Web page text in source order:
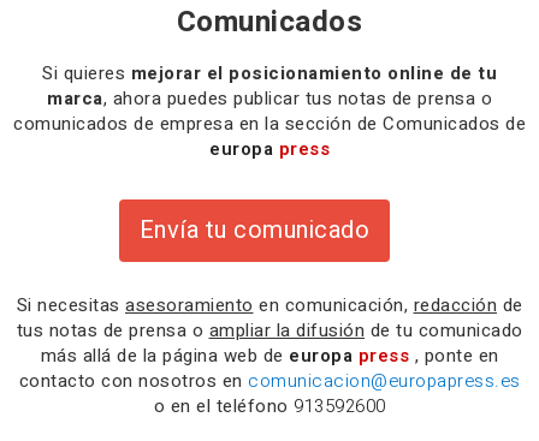
Comunicados
Si quieres mejorar el posicionamiento online de tu
marca, ahora puedes publicar tus notas de prensa o
comunicados de empresa en la sección de Comunicados de
europa press
Envía tu comunicado
Si necesitas asesoramiento en comunicación, redacción de
tus notas de prensa o ampliar la difusión de tu comunicado
más allá de la página web de europa press , ponte en
contacto con nosotros en comunicacion@europapress.es
o en el teléfono 913592600